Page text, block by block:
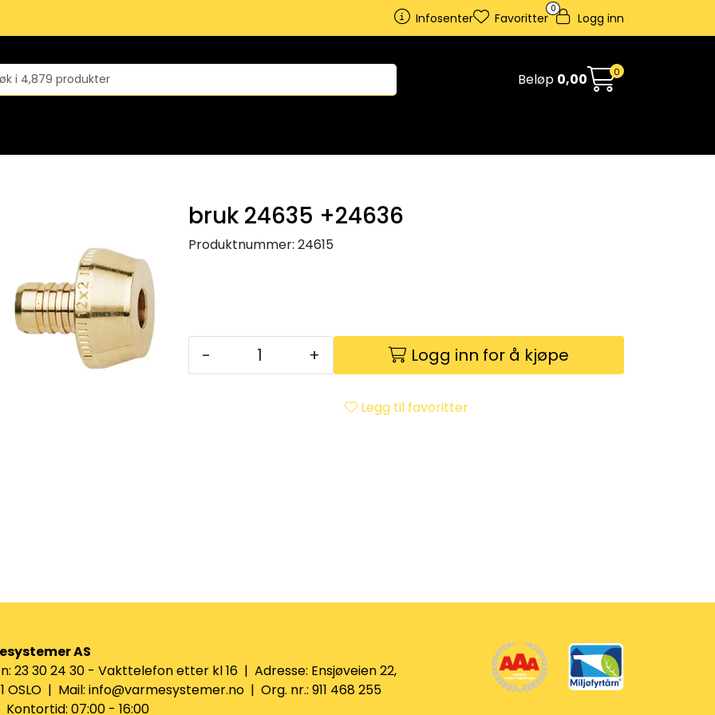
Infosenter
0
Favoritter Logg inn
Beløp 0,00 0
bruk 24635 +24636
Produktnummer: 24615
- + Logg inn for å kjøpe
Legg til favoritter
AS
23 30 24 30 - Vakttelefon etter kl 16 | Adresse: Ensjøveien 22,
OSLO | Mail: info@varmesystemer.no | Org. nr.: 911 468 255
07:00 - 16:00